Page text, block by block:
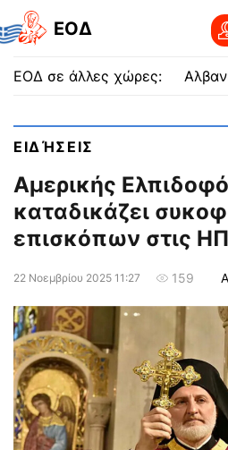
EOΔ
ΕΟΔ σε άλλες χώρες:
ΕΙΔΉΣΕΙΣ
Αμερικής
καταδικάζει
επισκόπων στις
22 Νοεμβρίου 2025 11:27 159